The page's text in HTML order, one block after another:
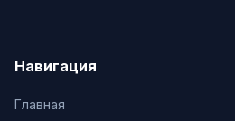
Навигация
Главная